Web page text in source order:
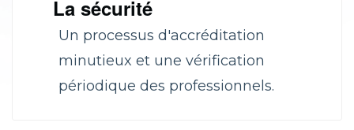
La sécurité
Un processus d'accréditation
minutieux et une vérification
périodique des professionnels.